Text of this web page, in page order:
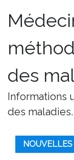
des
Informations
des